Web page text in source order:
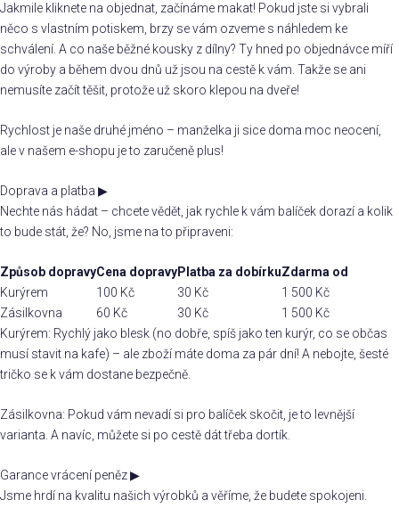
Jakmile kliknete na objednat, začínáme makat! Pokud jste si vybrali
něco s vlastním potiskem, brzy se vám ozveme s náhledem ke
schválení. A co naše běžné kousky z dílny? Ty hned po objednávce míří
do výroby a během dvou dnů už jsou na cestě k vám. Takže se ani
nemusíte začít těšit, protože už skoro klepou na dveře!
Rychlost je naše druhé jméno – manželka ji sice doma moc neocení,
ale v našem e-shopu je to zaručeně plus!
Doprava a platba ▶
Nechte nás hádat – chcete vědět, jak rychle k vám balíček dorazí a kolik
to bude stát, že? No, jsme na to připraveni:
Způsob dopravyCena dopravyPlatba za dobírkuZdarma od
Kurýrem
100 Kč 30 Kč
1 500 Kč
Zásilkovna
60 Kč 30 Kč
1 500 Kč
Kurýrem: Rychlý jako blesk (no dobře, spíš jako ten kurýr, co se občas
musí stavit na kafe) – ale zboží máte doma za pár dní! A nebojte, šesté
tričko se k vám dostane bezpečně.
Zásilkovna: Pokud vám nevadí si pro balíček skočit, je to levnější
varianta. A navíc, můžete si po cestě dát třeba dortík.
Garance vrácení peněz▶
Jsme hrdí na kvalitu našich výrobků a věříme, že budete spokojeni.